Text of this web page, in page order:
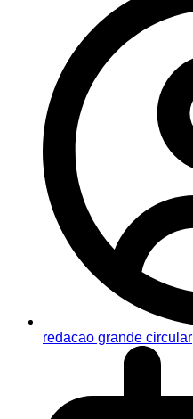
redacao grande circular